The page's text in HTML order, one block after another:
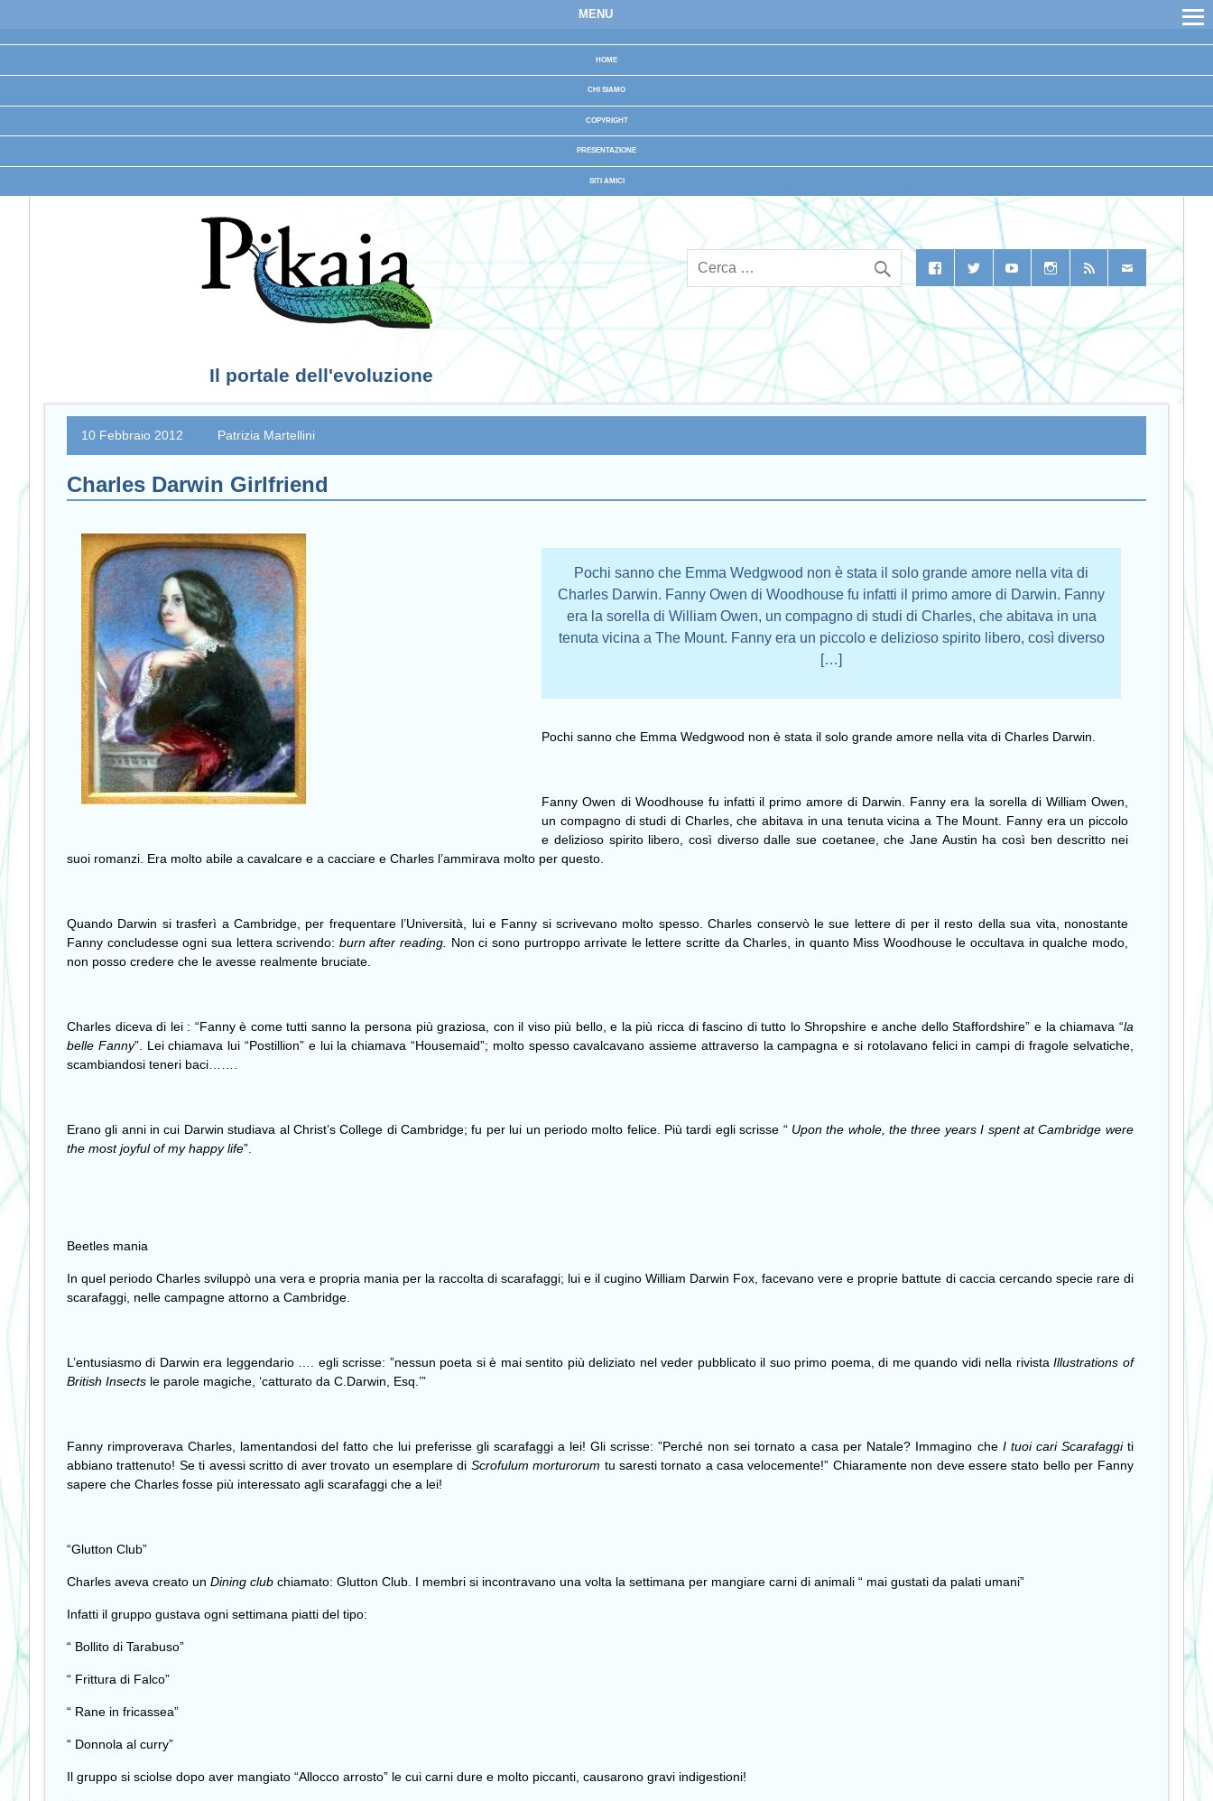
MENU
HOME
CHI SIAMO
COPYRIGHT
PRESENTAZIONE
SITI AMICI
Il portale dell'evoluzione
10 Febbraio 2012 Patrizia Martellini
Charles Darwin Girlfriend
Pochi sanno che Emma Wedgwood non è stata il solo grande amore nella vita di
Charles Darwin. Fanny Owen di Woodhouse fu infatti il primo amore di Darwin. Fanny
era la sorella di William Owen, un compagno di studi di Charles, che abitava in una
tenuta vicina a The Mount. Fanny era un piccolo e delizioso spirito libero, così diverso
[…]
Pochi sanno che Emma Wedgwood non è stata il solo grande amore nella vita di Charles Darwin.
Fanny Owen di Woodhouse fu infatti il primo amore di Darwin. Fanny era la sorella di William Owen,
un compagno di studi di Charles, che abitava in una tenuta vicina a The Mount.
Fanny era un piccolo
e delizioso spirito libero, così diverso dalle sue coetanee, che Jane Austin ha così ben descritto nei
suoi romanzi. Era molto abile a cavalcare e a cacciare e Charles l’ammirava molto per questo.
Quando Darwin si trasferì a Cambridge, per frequentare l’Università, lui e Fanny si scrivevano molto spesso. Charles conservò le sue lettere di per il resto della sua vita, nonostante
Fanny concludesse ogni sua lettera scrivendo: burn after reading.
Non ci sono purtroppo arrivate le lettere scritte da Charles, in quanto Miss Woodhouse le occultava in qualche modo,
non posso credere che le avesse realmente bruciate.
Charles diceva di lei : “Fanny è come tutti sanno la persona più graziosa, con il viso più bello, e la più ricca di fascino di tutto lo Shropshire e anche dello Staffordshire” e la chiamava “la
belle Fanny”. Lei chiamava lui “Postillion” e lui la chiamava “Housemaid”; molto spesso cavalcavano assieme attraverso la campagna e si rotolavano felici in campi di fragole selvatiche,
scambiandosi teneri baci…….
Erano gli anni in cui Darwin studiava al Christ’s College di Cambridge; fu per lui un periodo molto felice. Più tardi egli scrisse “ Upon the whole, the three years I spent at Cambridge were
the most joyful of my happy life”.
Beetles mania
In quel periodo Charles sviluppò una vera e propria mania per la raccolta di scarafaggi; lui e il cugino William Darwin Fox, facevano vere e proprie battute di caccia cercando specie rare di
scarafaggi, nelle campagne attorno a Cambridge.
L’entusiasmo di Darwin era leggendario …. egli scrisse: ”nessun poeta si è mai sentito più deliziato nel veder pubblicato il suo primo poema, di me quando vidi nella rivistaIllustrations of
British Insects le parole magiche, ‘catturato da C.Darwin, Esq.’”
Fanny rimproverava Charles, lamentandosi del fatto che lui preferisse gli scarafaggi a lei! Gli scrisse: ”Perché non sei tornato a casa per Natale? Immagino che I tuoi cari Scarafaggi ti
abbiano trattenuto! Se ti avessi scritto di aver trovato un esemplare di Scrofulum morturorum tu saresti tornato a casa velocemente!” Chiaramente non deve essere stato bello per Fanny
sapere che Charles fosse più interessato agli scarafaggi che a lei!
“Glutton Club”
Charles aveva creato un Dining club chiamato: Glutton Club. I membri si incontravano una volta la settimana per mangiare carni di animali “ mai gustati da palati umani”
Infatti il gruppo gustava ogni settimana piatti del tipo:
“ Bollito di Tarabuso”
“ Frittura di Falco”
“ Rane in fricassea”
“ Donnola al curry”
Il gruppo si sciolse dopo aver mangiato “Allocco arrosto” le cui carni dure e molto piccanti, causarono gravi indigestioni!